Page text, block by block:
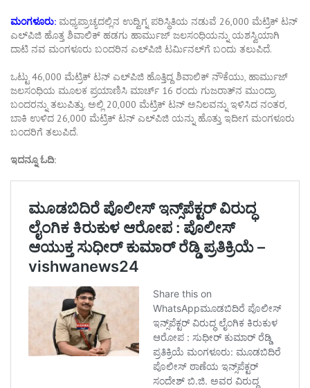
ಮಂಗಳೂರು: ಮಧ್ಯಪ್ರಾಚ್ಯದಲ್ಲಿನ ಉದ್ವಿಗ್ನ ಪರಿಸ್ಥಿತಿಯ ನಡುವೆ 26,000 ಮೆಟ್ರಿಕ್ ಟನ್
ಎಲ್‌ಪಿಜಿ ಹೊತ್ತ ಶಿವಾಲಿಕ್ ಹಡಗು ಹಾರ್ಮುಜ್ ಜಲಸಂಧಿಯನ್ನು ಯಶಸ್ವಿಯಾಗಿ
ದಾಟಿ ನವ ಮಂಗಳೂರು ಬಂದರಿನ ಎಲ್‌ಪಿಜಿ ಟರ್ಮಿನಲ್‌ಗೆ ಬಂದು ತಲುಪಿದೆ.
ಒಟ್ಟು 46,000 ಮೆಟ್ರಿಕ್ ಟನ್ ಎಲ್‌ಪಿಜಿ ಹೊತ್ತಿದ್ದ ಶಿವಾಲಿಕ್ ನೌಕೆಯು, ಹಾರ್ಮುಜ್
ಜಲಸಂಧಿಯ ಮೂಲಕ ಪ್ರಯಾಣಿಸಿ ಮಾರ್ಚ್ 16 ರಂದು ಗುಜರಾತ್‌ನ ಮುಂದ್ರಾ
ಬಂದರನ್ನು ತಲುಪಿತ್ತು. ಅಲ್ಲಿ 20,000 ಮೆಟ್ರಿಕ್ ಟನ್ ಅನಿಲವನ್ನು ಇಳಿಸಿದ ನಂತರ,
ಬಾಕಿ ಉಳಿದ 26,000 ಮೆಟ್ರಿಕ್ ಟನ್ ಎಲ್‌ಪಿಜಿ ಯನ್ನು ಹೊತ್ತು ಇದೀಗ ಮಂಗಳೂರು
ಬಂದರಿಗೆ ತಲುಪಿದೆ.
ಇದನ್ನೂ ಓದಿ: